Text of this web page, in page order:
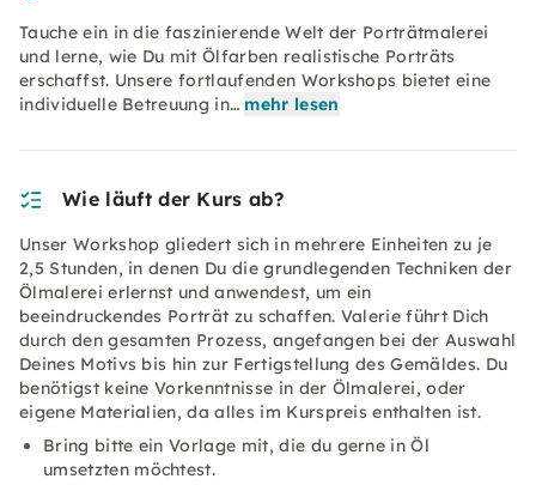
Tauche ein in die faszinierende Welt der Porträtmalerei
und lerne, wie Du mit Ölfarben realistische Porträts
erschaffst. Unsere fortlaufenden Workshops bietet eine
individuelle Betreuung in… mehr lesen
Wie läuft der Kurs ab?
Unser Workshop gliedert sich in mehrere Einheiten zu je
2,5 Stunden, in denen Du die grundlegenden Techniken der
Ölmalerei erlernst und anwendest, um ein
beeindruckendes Porträt zu schaffen. Valerie führt Dich
durch den gesamten Prozess, angefangen bei der Auswahl
Deines Motivs bis hin zur Fertigstellung des Gemäldes. Du
benötigst keine Vorkenntnisse in der Ölmalerei, oder
eigene Materialien, da alles im Kurspreis enthalten ist.
Bring bitte ein Vorlage mit, die du gerne in Öl
umsetzten möchtest.